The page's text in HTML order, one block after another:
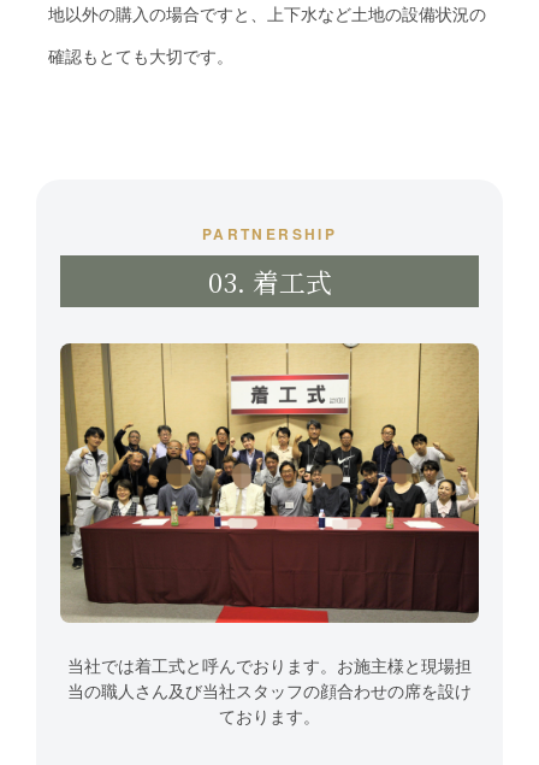
地以外の購入の場合ですと、上下水など土地の設備状況の
確認もとても大切です。
PARTNERSHIP
03. 着工式
当社では着工式と呼んでおります。お施主様と現場担
当の職人さん及び当社スタッフの顔合わせの席を設け
ております。